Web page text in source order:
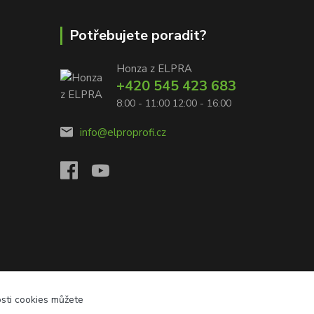
Potřebujete poradit?
Honza z ELPRA
+420 545 423 683
8:00 - 11:00 12:00 - 16:00
info@elproprofi.cz
cookies můžete